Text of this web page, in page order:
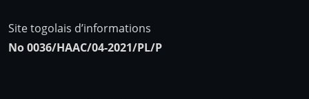
Site togolais d’informations
No 0036/HAAC/04-2021/PL/P